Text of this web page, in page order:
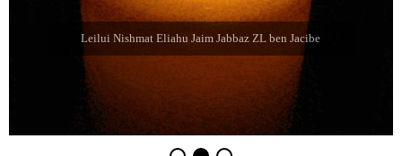
Leilui Nishmat Eliahu Jaim Jabbaz ZL ben Jacibe